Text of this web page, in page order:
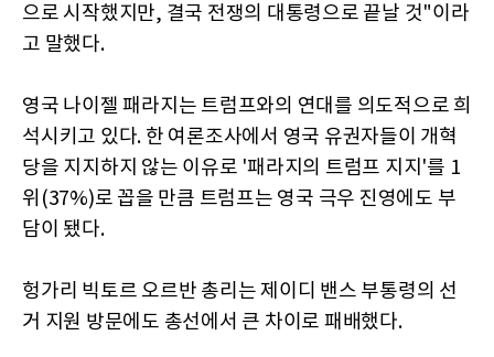
으로 시작했지만, 결국 전쟁의 대통령으로 끝날 것"이라
고 말했다.
영국 나이젤 패라지는 트럼프와의 연대를 의도적으로 희
석시키고 있다. 한 여론조사에서 영국 유권자들이 개혁
당을 지지하지 않는 이유로 '패라지의 트럼프 지지'를 1
위(37%)로 꼽을 만큼 트럼프는 영국 극우 진영에도 부
담이 됐다.
헝가리 빅토르 오르반 총리는 제이디 밴스 부통령의 선
거 지원 방문에도 총선에서 큰 차이로 패배했다.